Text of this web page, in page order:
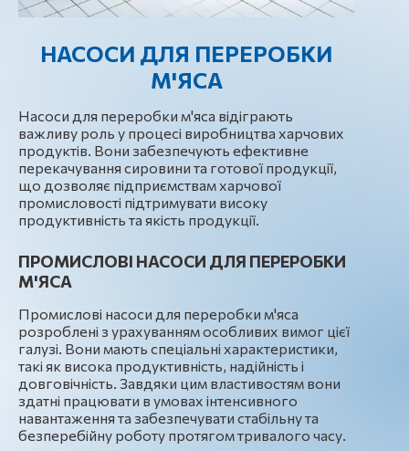
НАСОСИ ДЛЯ ПЕРЕРОБКИ
М'ЯСА
Насоси для переробки м'яса відіграють
важливу роль у процесі виробництва харчових
продуктів. Вони забезпечують ефективне
перекачування сировини та готової продукції,
що дозволяє підприємствам харчової
промисловості підтримувати високу
продуктивність та якість продукції.
ПРОМИСЛОВІ НАСОСИ ДЛЯ ПЕРЕРОБКИ
М'ЯСА
Промислові насоси для переробки м'яса
розроблені з урахуванням особливих вимог цієї
галузі. Вони мають спеціальні характеристики,
такі як висока продуктивність, надійність і
довговічність. Завдяки цим властивостям вони
здатні працювати в умовах інтенсивного
навантаження та забезпечувати стабільну та
безперебійну роботу протягом тривалого часу.